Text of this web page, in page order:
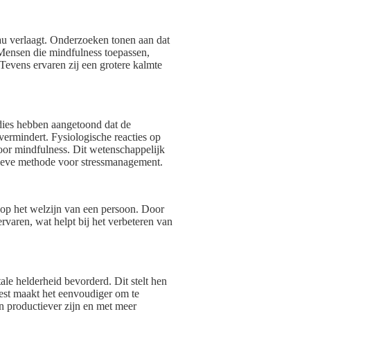
verlaagt. Onderzoeken tonen aan dat
die mindfulness toepassen,
ervaren zij een grotere kalmte
hebben aangetoond dat de
Fysiologische reacties op
mindfulness. Dit wetenschappelijk
methode voor stressmanagement.
het welzijn van een persoon. Door
wat helpt bij het verbeteren van
helderheid bevorderd. Dit stelt hen
maakt het eenvoudiger om te
productiever zijn en met meer